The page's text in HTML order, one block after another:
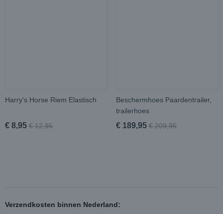
Harry's Horse Riem Elastisch
€ 8,95 € 12,95
Beschermhoes Paardentrailer,
trailerhoes
€ 189,95 € 209,95
Verzendkosten binnen Nederland: